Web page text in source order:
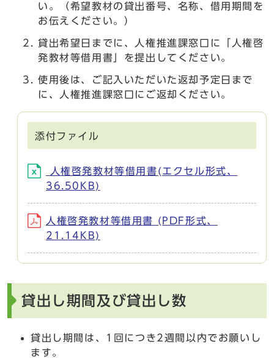
い。（希望教材の貸出番号、名称、借用期間を
お伝えください。）
貸出希望日までに、人権推進課窓口に「人権啓
発教材等借用書」を提出してください。
使用後は、ご記入いただいた返却予定日まで
に、人権推進課窓口にご返却ください。
添付ファイル
人権啓発教材等借用書(エクセル形式、
36.50KB)
人権啓発教材等借用書 (PDF形式、
21.14KB)
貸出し期間及び貸出し数
貸出し期間は、1回につき2週間以内でお願いし
ます。